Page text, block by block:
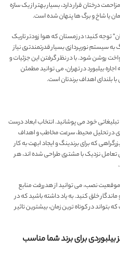
درختان قرار دارد، بسیار بهتر از یک سازه
یا شاخ و برگ ها پنهان شده است.
توجه کنید؛ در زمستان که هوا زودتر تاریک
به سیستم نورپردازی بسیار قدرتمندتری نیاز
روشن شود. با در نظر گرفتن این جزئیات و
بیلبورد در تهران، می توانید مطمئن
بلندای اهداف برندتان است.
تبلیغاتی خود می پوشانید. انتخاب ابعاد درست
در تحلیل محیط، سرعت مخاطب و اهداف
که برای برندینگ و ایجاد ابهت به کار
تعامل نزدیک با مشتری طراحی شده اند، هر
نصب، می توانید از هدررفت منابع
خلق کنید. به یاد داشته باشید که در
در کوتاه ترین زمان، بیشترین تاثیر
برای برند شما مناسب